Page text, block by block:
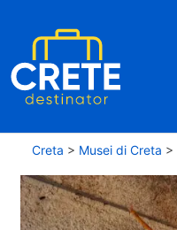
Creta > Musei di Creta >